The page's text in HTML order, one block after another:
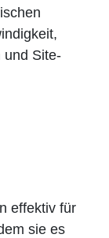
und Site-
effektiv für
sie es